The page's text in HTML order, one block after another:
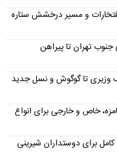
و مسیر درخشش ستاره
جنوب تهران تا پیراهن
وزیری تا گوگوش و نسل جدید
از ۳۰۰ اسم زیبا، بامزه، خاص و خارجی برای انواع
برای دوستداران شیرینی